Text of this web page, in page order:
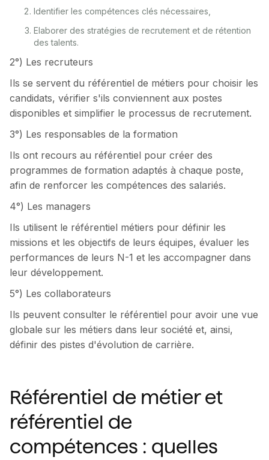
Identifier les compétences clés nécessaires,
Elaborer des stratégies de recrutement et de rétention
des talents.
2°) Les recruteurs
Ils se servent du référentiel de métiers pour choisir les
candidats, vérifier s'ils conviennent aux postes
disponibles et simplifier le processus de recrutement.
3°) Les responsables de la formation
Ils ont recours au référentiel pour créer des
programmes de formation adaptés à chaque poste,
afin de renforcer les compétences des salariés.
4°) Les managers
Ils utilisent le référentiel métiers pour définir les
missions et les objectifs de leurs équipes, évaluer les
performances de leurs N-1 et les accompagner dans
leur développement.
5°) Les collaborateurs
Ils peuvent consulter le référentiel pour avoir une vue
globale sur les métiers dans leur société et, ainsi,
définir des pistes d'évolution de carrière.
Référentiel de métier et
référentiel de
compétences : quelles